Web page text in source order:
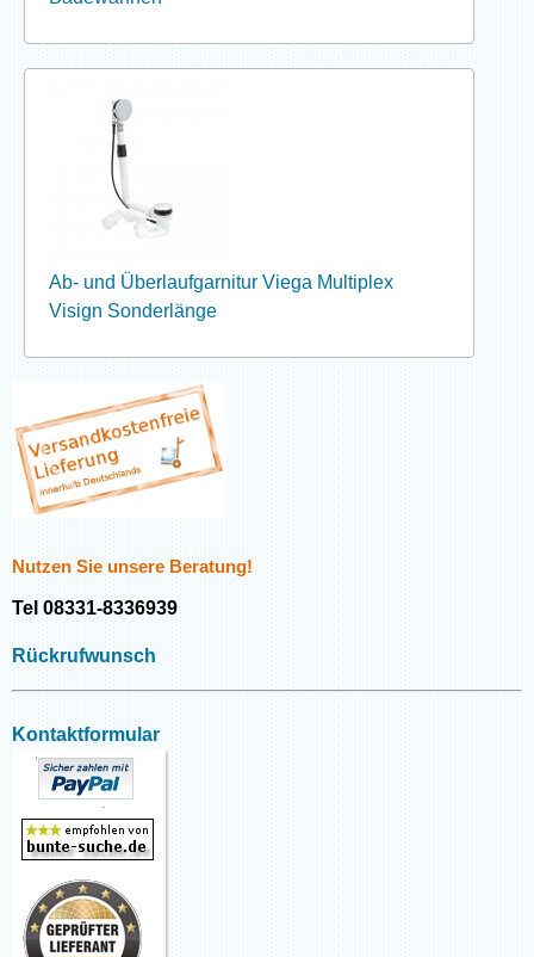
Ab- und Überlaufgarnitur Viega Multiplex
Visign Sonderlänge
Nutzen Sie unsere Beratung!
Tel 08331-8336939
Rückrufwunsch
Kontaktformular